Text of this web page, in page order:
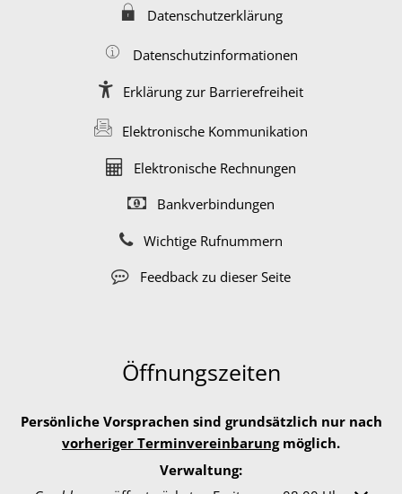
Datenschutzerklärung
Datenschutzinformationen
Erklärung zur Barrierefreiheit
Elektronische Kommunikation
Elektronische Rechnungen
Bankverbindungen
Wichtige Rufnummern
Feedback zu dieser Seite
Öffnungszeiten
Persönliche Vorsprachen sind grundsätzlich nur nach
vorheriger Terminvereinbarungmöglich.
Verwaltung: